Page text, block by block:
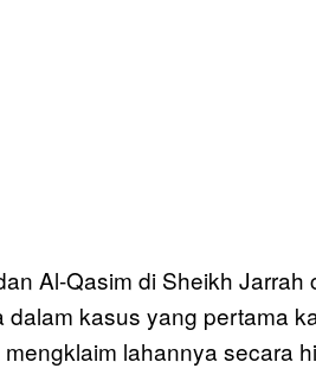
Al-Qasim di Sheikh
kasus yang pertama
lahannya secara